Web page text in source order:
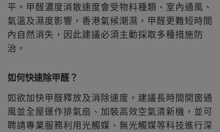
平。甲醛濃度消散速度會受物料種類、室內通風、
氣溫及濕度影響，香港氣候潮濕，甲醛更難短時間
內自然消失，因此建議必須主動採取多種措施防
治。
如何快速除甲醛？
如欲加快甲醛釋放及消除速度，建議長時間開窗通
風並全屋運作排氣扇、加裝高效空氣清新機，並可
聘請專業服務利用光觸媒、無光觸媒等科技進行深